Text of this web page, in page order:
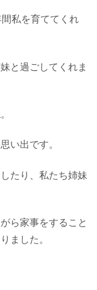
私を育ててくれ
と過ごしてくれま
い出です。
たり、私たち姉妹
ら家事をすること
ました。